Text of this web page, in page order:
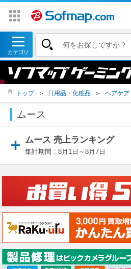
トップ ＞ 日用品・化粧品 ＞ ヘアケア
ムース
ムース 売上ランキング
集計期間：8月1日～8月7日